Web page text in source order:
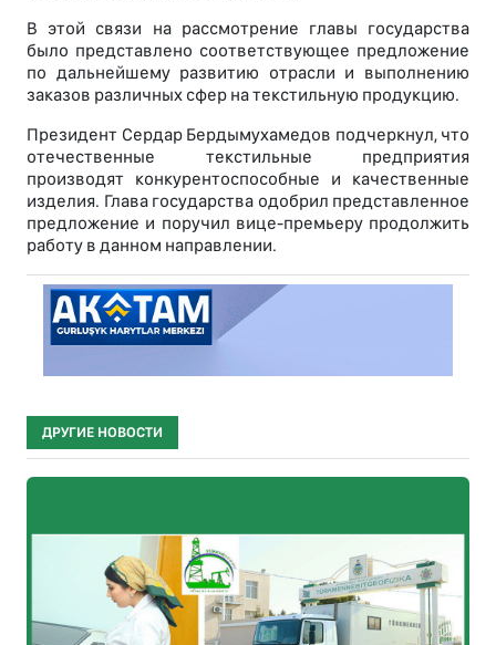
В этой связи на рассмотрение главы государства
было представлено соответствующее предложение
по дальнейшему развитию отрасли и выполнению
заказов различных сфер на текстильную продукцию.
Президент Сердар Бердымухамедов подчеркнул, что
отечественные текстильные предприятия
производят конкурентоспособные и качественные
изделия. Глава государства одобрил представленное
предложение и поручил вице-премьеру продолжить
работу в данном направлении.
ДРУГИЕ НОВОСТИ